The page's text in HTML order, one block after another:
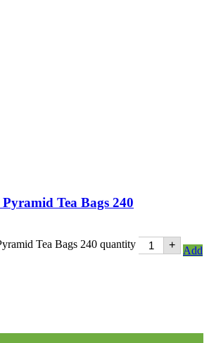
Tea Bags 240
Tea Bags 240 quantity +
Add